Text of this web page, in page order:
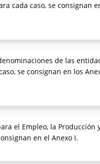
cada caso, se consignan
de las
se consignan en los
el Empleo, la Producción
en el Anexo I.